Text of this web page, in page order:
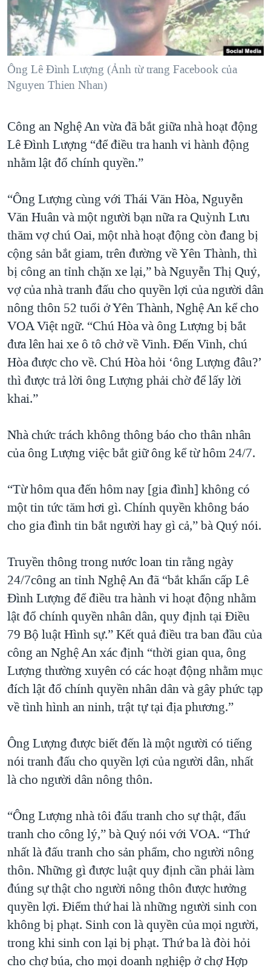
"Tìm"NGƯỜI VIỆT HẢI NGOẠI
ĐỜI SỐNG
KINH TẾ
KHOA HỌC
VĂN HOÁ
THỂ THAO
GIÁO DỤC
TẠI
HÀNH TRÌNH BẦU CỬ 2024
MỘT NĂM CHIẾN TRANH TẠI DẢI GAZA
GIẢI MÃ VÀNH ĐAI & CON ĐƯỜNG
NGÀY TỊ NẠN THẾ GIỚI
GROUND ZERO – XƯA VÀ NAY
CHI PHÍ CHIẾN TRANH AFGHANISTAN
THƯỢNG ĐỈNH TRUMP-KIM TẠI VIỆT NAM
TRỊNH VĨNH BÌNH VS. CHÍNH PHỦ VIỆT NAM
NGƯ DÂN VIỆT VÀ LÀN SÓNG TRỘM HẢI SÂM
BÊN KIA QUỐC LỘ: TIẾNG VỌNG TỪ NÔNG THÔN MỸ
QUAN HỆ VIỆT MỸ
VIDEO
NGHE
MẠNG XÃ HỘI
Ngôn ngữ khác
Ông Lê Đình Lượng (Ảnh từ trang Facebook của
Nguyen Thien Nhan)
Công an Nghệ An vừa đã bắt giữa nhà hoạt động
Lê Đình Lượng “để điều tra hanh vi hành động
nhằm lật đổ chính quyền.”
“Ông Lượng cùng với Thái Văn Hòa, Nguyễn
Văn Huân và một người bạn nữa ra Quỳnh Lưu
thăm vợ chú Oai, một nhà hoạt động còn đang bị
cộng sản bắt giam, trên đường về Yên Thành, thì
bị công an tỉnh chặn xe lại,” bà Nguyễn Thị Quý,
vợ của nhà tranh đấu cho quyền lợi của người dân
nông thôn 52 tuổi ở Yên Thành, Nghệ An kể cho
VOA Việt ngữ. “Chú Hòa và ông Lượng bị bắt
đưa lên hai xe ô tô chở về Vinh. Đến Vinh, chú
Hòa được cho về. Chú Hòa hỏi ‘ông Lượng đâu?’
thì được trả lời ông Lượng phải chờ để lấy lời
khai.”
Nhà chức trách không thông báo cho thân nhân
của ông Lượng việc bắt giữ ông kể từ hôm 24/7.
“Từ hôm qua đến hôm nay [gia đình] không có
một tin tức tăm hơi gì. Chính quyền không báo
cho gia đình tin bắt người hay gì cả,” bà Quý nói.
Truyền thông trong nước loan tin rằng ngày
24/7công an tỉnh Nghệ An đã “bắt khẩn cấp Lê
Đình Lượng để điều tra hành vi hoạt động nhằm
lật đổ chính quyền nhân dân, quy định tại Điều
79 Bộ luật Hình sự.” Kết quả điều tra ban đầu của
công an Nghệ An xác định “thời gian qua, ông
Lượng thường xuyên có các hoạt động nhằm mục
đích lật đổ chính quyền nhân dân và gây phức tạp
về tình hình an ninh, trật tự tại địa phương.”
Ông Lượng được biết đến là một người có tiếng
nói tranh đấu cho quyền lợi của người dân, nhất
là cho người dân nông thôn.
“Ông Lượng nhà tôi đấu tranh cho sự thật, đấu
tranh cho công lý,” bà Quý nói với VOA. “Thứ
nhất là đấu tranh cho sản phẩm, cho người nông
thôn. Những gì được luật quy định cần phải làm
đúng sự thật cho người nông thôn được hưởng
quyền lợi. Điểm thứ hai là những người sinh con
không bị phạt. Sinh con là quyền của mọi người,
trong khi sinh con lại bị phạt. Thứ ba là đòi hỏi
cho chợ búa, cho mọi doanh nghiệp ở chợ Hợp